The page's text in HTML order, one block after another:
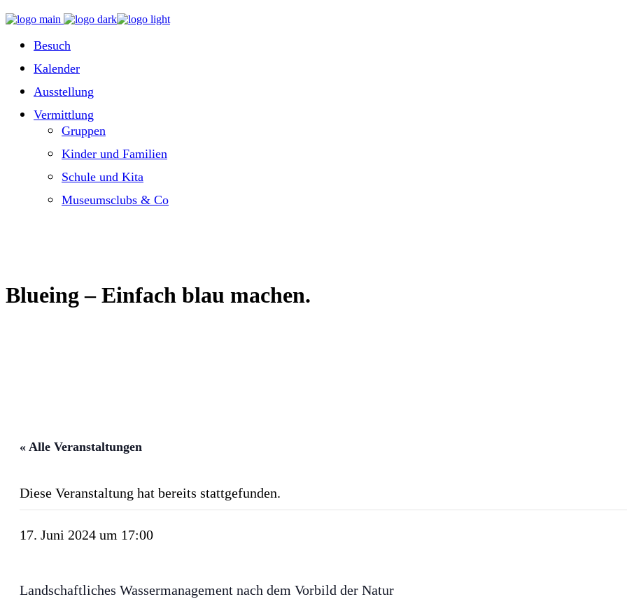
Besuch
Kalender
Ausstellung
Vermittlung
Gruppen
Kinder und Familien
Schule und Kita
Museumsclubs & Co
Blueing – Einfach blau machen.
« Alle Veranstaltungen
Diese Veranstaltung hat bereits stattgefunden.
17. Juni 2024 um 17:00
Landschaftliches Wassermanagement nach dem Vorbild der Natur